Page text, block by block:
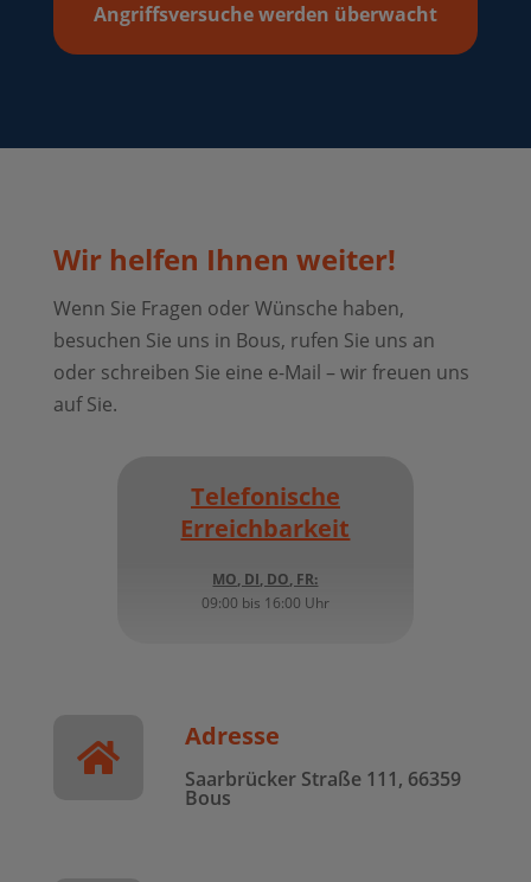
Angriffsversuche werden überwacht
Wir helfen Ihnen weiter!
Wenn Sie Fragen oder Wünsche haben,
besuchen Sie uns in Bous, rufen Sie uns an
oder schreiben Sie eine e-Mail – wir freuen uns
auf Sie.
Telefonische
Erreichbarkeit
MO, DI, DO, FR:
09:00 bis 16:00 Uhr

Adresse
Saarbrücker Straße 111, 66359
Bous